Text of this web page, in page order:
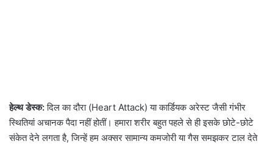
हेल्थ डेस्क:दिल का दौरा (Heart Attack) या कार्डियक अरेस्ट जैसी गंभीर
स्थितियां अचानक पैदा नहीं होतीं। हमारा शरीर बहुत पहले से ही इसके छोटे-छोटे
संकेत देने लगता है, जिन्हें हम अक्सर सामान्य कमजोरी या गैस समझकर टाल देते